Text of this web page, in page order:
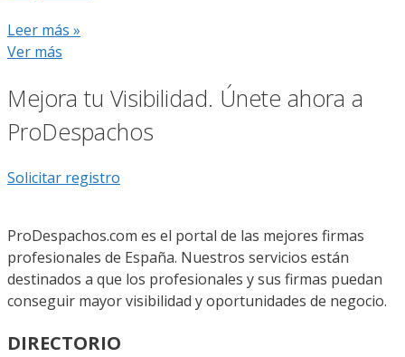
Leer más »
Ver más
Mejora tu Visibilidad. Únete ahora a
ProDespachos
Solicitar registro
ProDespachos.com es el portal de las mejores firmas
profesionales de España. Nuestros servicios están
destinados a que los profesionales y sus firmas puedan
conseguir mayor visibilidad y oportunidades de negocio.
DIRECTORIO